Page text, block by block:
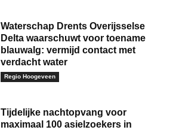
Waterschap Drents Overijsselse
Delta waarschuwt voor toename
blauwalg: vermijd contact met
verdacht water
Regio Hoogeveen
Tijdelijke nachtopvang voor
maximaal 100 asielzoekers in